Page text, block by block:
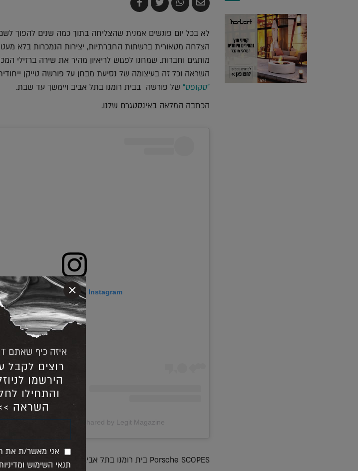
בדוארב-
ב-
ב-
לא בכל יום פוגשים אמנית שהצליחה בתוך כמה שנים להפוך
הצלחה מטאורית ברשתות החברתיות, יצירות הנמכרות בלא
מותגים וחברות. שמחנו לפגוש לריאיון מהיר את שירה ברזילי
השראה וכל זה בעיצומה של נסיעת מבחן על פורשה טייקן
"סקופס" של פורשה בבית רומנו בתל אביב ויימשך עד שבת.
הכתבה המלאה באינסטגרם שלנו.
View this post on Instagram
A post shared by Legit Magazine מגזין לג׳יט (@legit.mag)
Porsche SCOPES בית רומנו בתל אביב. נעילה 12.11.22
איזה כיף שאתם LEGIT!
רוצים לקבל
הירשמו
והתחילו
השראה
אני מאשר/ת את
תנאי השימוש
×